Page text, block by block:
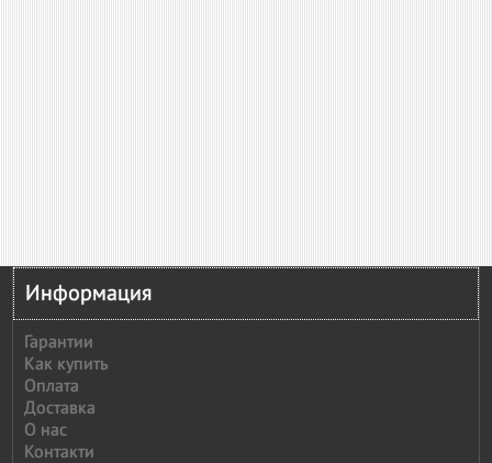
Информация
Гарантии
Как купить
Оплата
Доставка
О нас
Контакти